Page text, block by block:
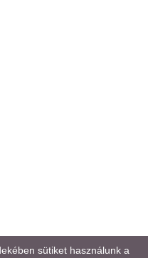
sütiket használunk a